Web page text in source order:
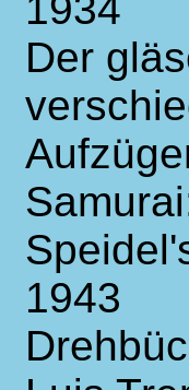
Der
1943